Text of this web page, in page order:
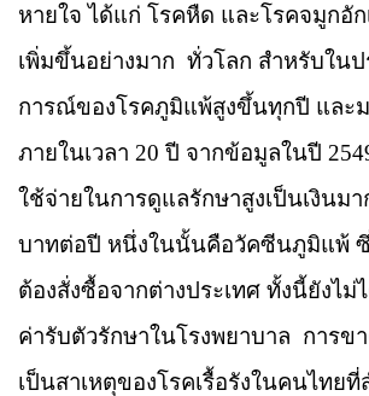
หายใจ ได้แก่ โรคหืด และโรคจมูกอั
เพิ่มขึ้นอย่างมาก ทั่วโลก สำหรับใน
การณ์ของโรคภูมิแพ้สูงขึ้นทุกปี และม
ภายในเวลา 20 ปี จากข้อมูลในปี
ใช้จ่ายในการดูแลรักษาสูงเป็นเงินม
บาทต่อปี หนึ่งในนั้นคือวัคซีนภูมิแพ้
ต้องสั่งซื้อจากต่างประเทศ ทั้งนี้ยังไม่
ค่ารับตัวรักษาในโรงพยาบาล การข
เป็นสาเหตุของโรคเรื้อรังในคนไทย